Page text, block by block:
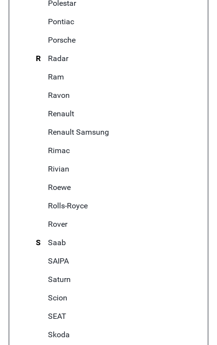
Polestar
Pontiac
Porsche
R
Radar
Ram
Ravon
Renault
Renault Samsung
Rimac
Rivian
Roewe
Rolls-Royce
Rover
S
Saab
SAIPA
Saturn
Scion
SEAT
Skoda